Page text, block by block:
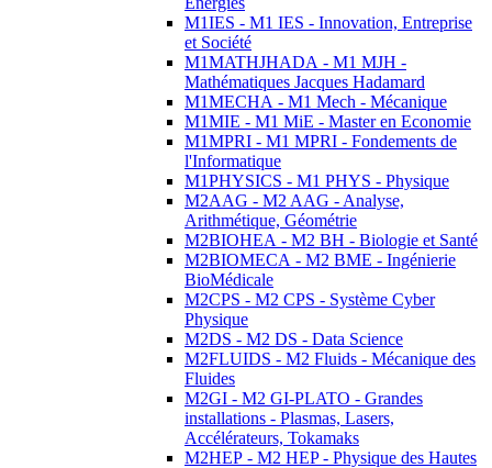
M1IES - M1 IES - Innovation, Entreprise
et Société
M1MATHJHADA - M1 MJH -
Mathématiques Jacques Hadamard
M1MECHA - M1 Mech - Mécanique
M1MIE - M1 MiE - Master en Economie
M1MPRI - M1 MPRI - Fondements de
l'Informatique
M1PHYSICS - M1 PHYS - Physique
M2AAG - M2 AAG - Analyse,
Arithmétique, Géométrie
M2BIOHEA - M2 BH - Biologie et Santé
M2BIOMECA - M2 BME - Ingénierie
BioMédicale
M2CPS - M2 CPS - Système Cyber
Physique
M2DS - M2 DS - Data Science
M2FLUIDS - M2 Fluids - Mécanique des
Fluides
M2GI - M2 GI-PLATO - Grandes
installations - Plasmas, Lasers,
Accélérateurs, Tokamaks
M2HEP - M2 HEP - Physique des Hautes